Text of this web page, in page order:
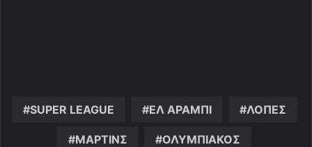
SUPER LEAGUE ΕΛ ΑΡΑΜΠΙ ΛΟΠΕΣ
ΜΑΡΤΙΝΣ ΟΛΥΜΠΙΑΚΟΣ